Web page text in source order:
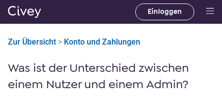
u
t
Einloggen
Zur Übersicht > Konto und Zahlungen
Was ist der Unterschied zwischen
einem Nutzer und einem Admin?